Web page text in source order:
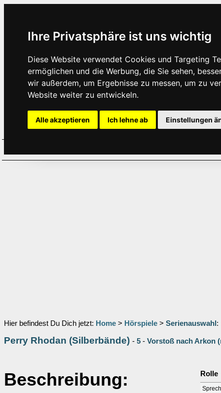
Ihre Privatsphäre ist uns wichtig
Diese Website verwendet Cookies und Targeting
ermöglichen und die Werbung, die Sie sehen,
wir außerdem, um Ergebnisse zu messen, um zu
Website weiter zu entwickeln.
Alle akzeptieren Ich lehne ab Einstellungen
Hier befindest Du Dich jetzt: Home > Hörspiele > Serienauswahl :
Perry Rhodan (Silberbände) - 5 - Vorstoß nach Arkon
Beschreibung: Rolle